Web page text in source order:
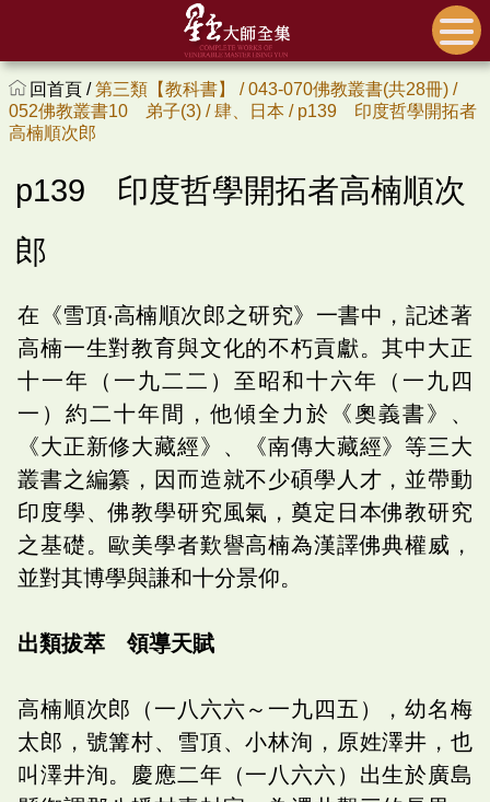
回首頁 /第三類【教科書】 /043-070佛教叢書(共28冊) /
052佛教叢書10 弟子(3) /肆、日本 / p139 印度哲學開拓者
高楠順次郎
p139 印度哲學開拓者高楠順次
郎
在《雪頂‧高楠順次郎之研究》一書中，記述著
高楠一生對教育與文化的不朽貢獻。其中大正
十一年（一九二二）至昭和十六年（一九四
一）約二十年間，他傾全力於《奧義書》、
《大正新修大藏經》、《南傳大藏經》等三大
叢書之編纂，因而造就不少碩學人才，並帶動
印度學、佛教學研究風氣，奠定日本佛教研究
之基礎。歐美學者歎譽高楠為漢譯佛典權威，
並對其博學與謙和十分景仰。
出類拔萃 領導天賦
高楠順次郎（一八六六～一九四五），幼名梅
太郎，號篝村、雪頂、小林洵，原姓澤井，也
叫澤井洵。慶應二年（一八六六）出生於廣島